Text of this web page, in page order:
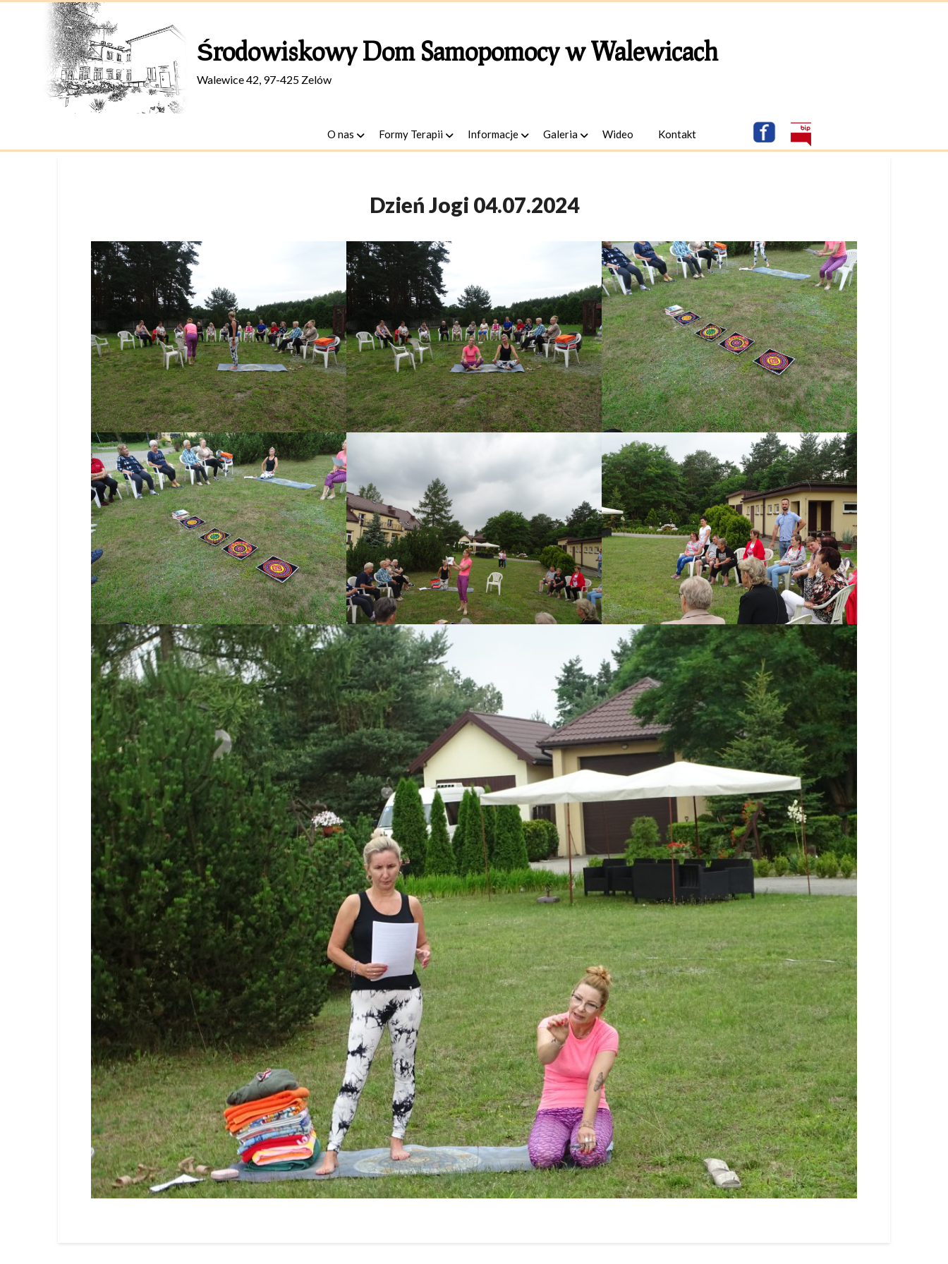
Środowiskowy Dom Samopomocy w Walewicach
Walewice 42, 97-425 Zelów
O nas Formy Terapii Informacje Galeria Wideo Kontakt
Dzień Jogi 04.07.2024